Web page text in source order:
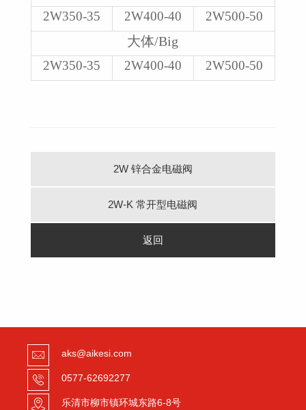
2W350-35 2W400-40 2W500-50
大体/Big
2W350-35 2W400-40 2W500-50
2W 锌合金电磁阀
2W-K 常开型电磁阀
返回
aks@aikesi.com
0577-62692277
乐清市柳市镇环城东路6-8号